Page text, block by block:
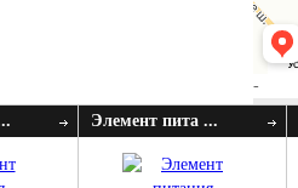
-
Элемент пита ...